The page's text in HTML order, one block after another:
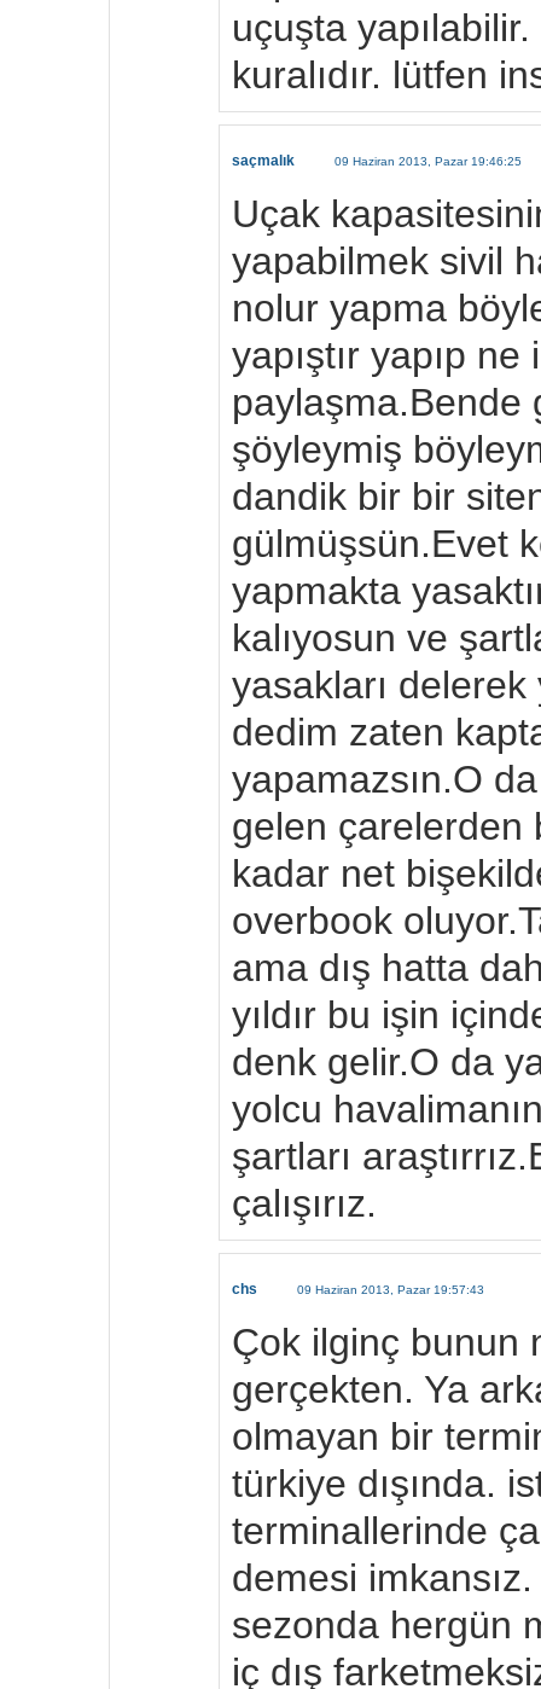
uçuşta
kuralıdır. lütfen
saçmalık 09 Haziran 2013, Pazar 19:46:25
Uçak
yapabilmek sivil
nolur yapma
yapıştır yapıp
paylaşma.Bende
şöyleymiş
dandik bir bir
gülmüşsün.Evet
yapmakta
kalıyosun ve
yasakları
dedim zaten
yapamazsın.O
gelen çarelerden
kadar net
overbook
ama dış hatta
yıldır bu işin
denk gelir.O da
yolcu
şartları
çalışırız.
chs 09 Haziran 2013, Pazar 19:57:43
Çok ilginç bunun
gerçekten. Ya
olmayan bir
türkiye dışında.
terminallerinde
demesi
sezonda hergün
iç dış